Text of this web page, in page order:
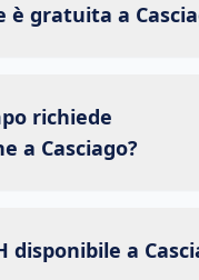
è gratuita a
richiede
a Casciago?
disponibile a